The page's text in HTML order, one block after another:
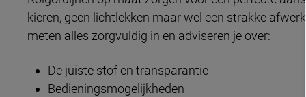
kieren, geen lichtlekken maar wel een strakke
meten alles zorgvuldig in en adviseren je over:
De juiste stof en transparantie
Bedieningsmogelijkheden